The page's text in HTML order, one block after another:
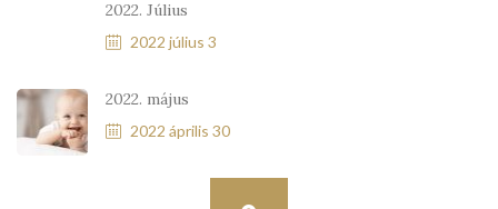
2022. Július
2022 július 3
2022. május
2022 április 30